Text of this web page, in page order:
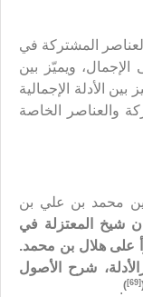
المشتركة في
الإجمال، ويميّز بين
الأدلة الإجمالية
والعناصر الخاصة
محمد بن علي بن
شيخ المعتزلة في
على هلال بن محمد.
شرح الأصول
[69]
)
.